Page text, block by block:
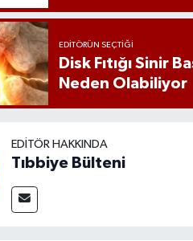
EDITÖRÜN SEÇTIĞI
Disk Fıtığı Sinir
Neden Olabiliyor
EDITÖR HAKKINDA
Tıbbiye Bülteni